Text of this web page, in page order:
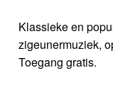
Klassieke en
zigeunermuziek,
Toegang gratis.